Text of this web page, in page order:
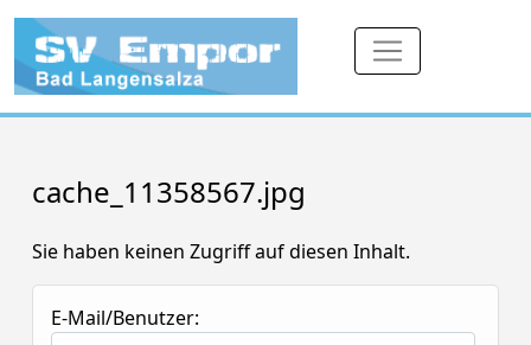
cache_11358567.jpg
Sie haben keinen Zugriff auf diesen Inhalt.
E-Mail/Benutzer: